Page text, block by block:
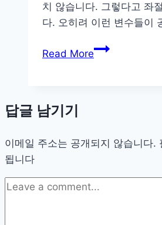
치 않습니다. 그렇다고 좌
다. 오히려 이런 변수들이
Read More콘
진
찍
는
답글 남기기
이메일 주소는 공개되지 않습니다.
됩니다